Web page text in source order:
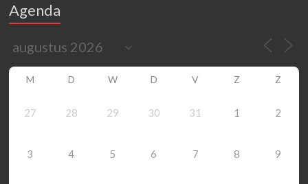
Agenda
M D W D V Z Z
27 28 29 30 31 1 2
3 4 5 6 7 8 9